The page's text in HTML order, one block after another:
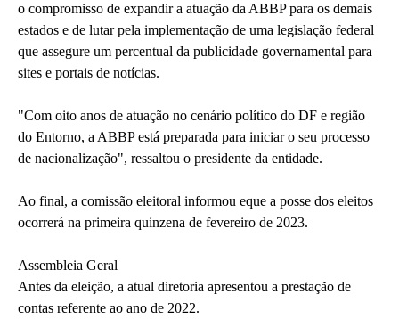
o compromisso de expandir a atuação da ABBP para os demais
estados e de lutar pela implementação de uma legislação federal
que assegure um percentual da publicidade governamental para
sites e portais de notícias.
"Com oito anos de atuação no cenário político do DF e região
do Entorno, a ABBP está preparada para iniciar o seu processo
de nacionalização", ressaltou o presidente da entidade.
Ao final, a comissão eleitoral informou eque a posse dos eleitos
ocorrerá na primeira quinzena de fevereiro de 2023.
Assembleia Geral
Antes da eleição, a atual diretoria apresentou a prestação de
contas referente ao ano de 2022.